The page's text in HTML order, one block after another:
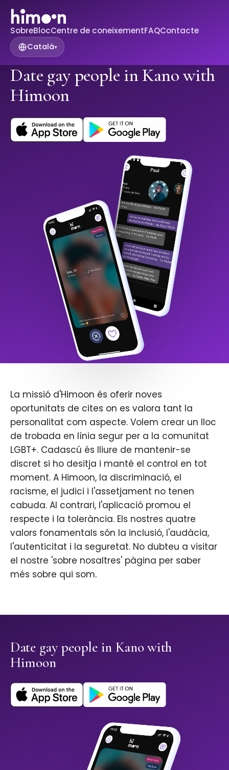
SobreBlocCentre de coneixementFAQContacte
Català▾
Date gay people in Kano with
Himoon
La missió d'Himoon és oferir noves
oportunitats de cites on es valora tant la
personalitat com aspecte. Volem crear un lloc
de trobada en línia segur per a la comunitat
LGBT+. Cadascú és lliure de mantenir-se
discret si ho desitja i manté el control en tot
moment. A Himoon, la discriminació, el
racisme, el judici i l'assetjament no tenen
cabuda. Al contrari, l'aplicació promou el
respecte i la tolerància. Els nostres quatre
valors fonamentals són la inclusió, l'audàcia,
l'autenticitat i la seguretat. No dubteu a visitar
el nostre 'sobre nosaltres' pàgina per saber
més sobre qui som.
Date gay people in Kano with
Himoon